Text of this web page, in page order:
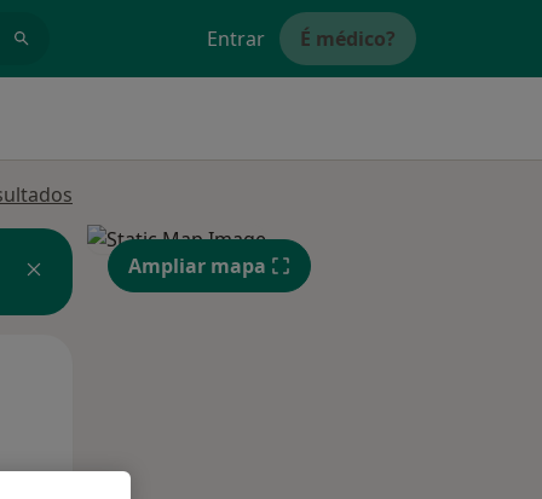
Entrar É médico?
Ampliar mapa